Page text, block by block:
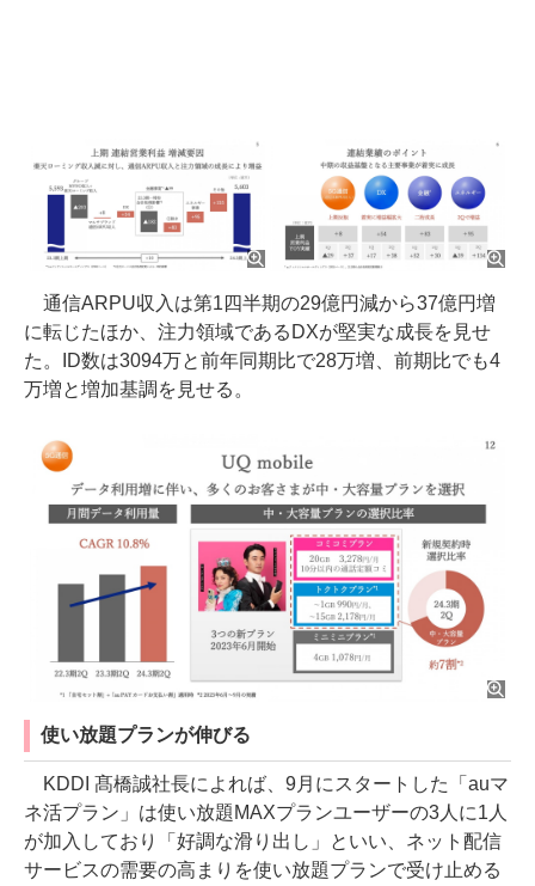
通信ARPU収入は第1四半期の29億円減から37億円増
に転じたほか、注力領域であるDXが堅実な成長を見せ
た。ID数は3094万と前年同期比で28万増、前期比でも4
万増と増加基調を見せる。
使い放題プランが伸びる
KDDI 髙橋誠社長によれば、9月にスタートした「auマ
ネ活プラン」は使い放題MAXプランユーザーの3人に1人
が加入しており「好調な滑り出し」といい、ネット配信
サービスの需要の高まりを使い放題プランで受け止める